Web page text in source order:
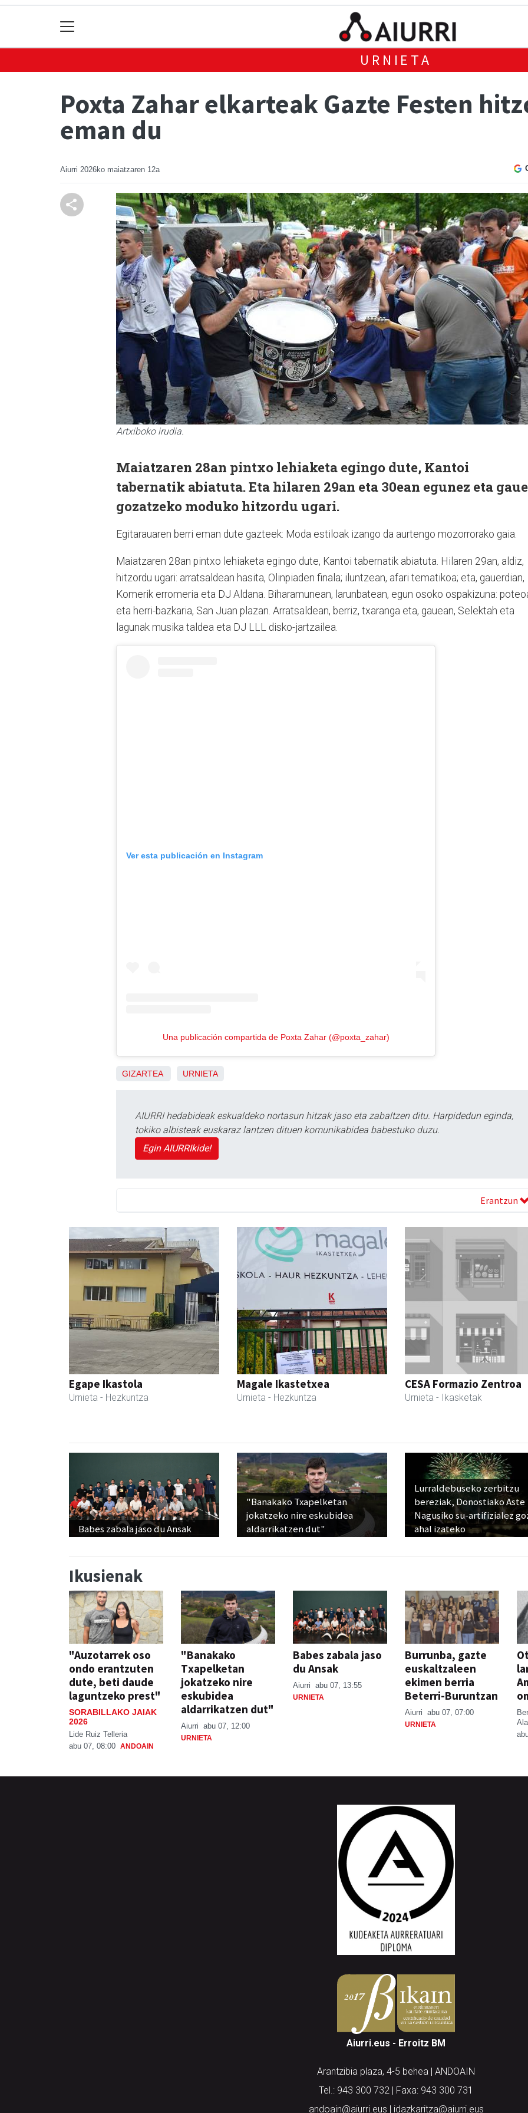
URNIETA
Poxta Zahar elkarteak Gazte Festen
eman du
Aiurri 2026ko maiatzaren 12a
Artxiboko irudia.
Maiatzaren 28an pintxo lehiaketa egingo dute, Kantoi
tabernatik abiatuta. Eta hilaren 29an eta 30ean egunez eta
gozatzeko moduko hitzordu ugari.
Egitarauaren berri eman dute gazteek: Moda estiloak izango da aurtengo mozorrorako gaia.
Maiatzaren 28an pintxo lehiaketa egingo dute, Kantoi tabernatik abiatuta. Hilaren 29an, aldiz,
hitzordu ugari: arratsaldean hasita, Olinpiaden finala; iluntzean, afari tematikoa; eta, gauerdian,
Komerik erromeria eta DJ Aldana. Biharamunean, larunbatean, egun osoko ospakizuna:
eta herri-bazkaria, San Juan plazan. Arratsaldean, berriz, txaranga eta, gauean, Selektah eta
lagunak musika taldea eta DJ LLL disko-jartzailea.
Ver esta publicación en Instagram
Una publicación compartida de Poxta Zahar (@poxta_zahar)
GIZARTEA URNIETA
AIURRI hedabideak eskualdeko nortasun hitzak jaso eta zabaltzen ditu. Harpidedun eginda,
tokiko albisteak euskaraz lantzen dituen komunikabidea babestuko duzu.
Egin AIURRIkide!
Erantzun
Egape Ikastola
Urnieta - Hezkuntza
Magale Ikastetxea
Urnieta - Hezkuntza
CESA Formazio Zentroa
Urnieta - Ikasketak
Babes zabala jaso du Ansak
"Banakako Txapelketan
jokatzeko nire eskubidea
aldarrikatzen dut"
Lurraldebuseko zerbitzu
bereziak, Donostiako Aste
Nagusiko su-artifizialez
ahal izateko
Ikusienak
"Auzotarrek oso
ondo erantzuten
dute, beti daude
laguntzeko prest"
SORABILLAKO JAIAK
2026
Lide Ruiz Telleria
abu 07, 08:00 ANDOAIN
"Banakako
Txapelketan
jokatzeko nire
eskubidea
aldarrikatzen dut"
Aiurri abu 07, 12:00
URNIETA
Babes zabala jaso
du Ansak
Aiurri abu 07, 13:55
URNIETA
Burrunba, gazte
euskaltzaleen
ekimen berria
Beterri-Buruntzan
Aiurri abu 07, 07:00
URNIETA
Aiurri.eus - Erroitz BM
Arantzibia plaza, 4-5 behea | ANDOAIN
Tel.: 943 300 732 | Faxa: 943 300 731
andoain@aiurri.eus | idazkaritza@aiurri.eus